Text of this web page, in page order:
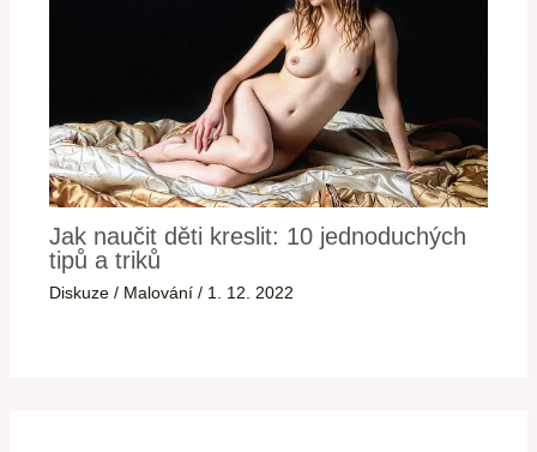
Jak naučit děti kreslit: 10 jednoduchých
tipů a triků
Diskuze / Malování / 1. 12. 2022